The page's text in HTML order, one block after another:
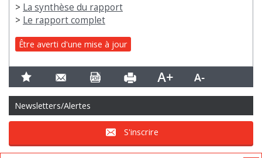
> La synthèse du rapport
> Le rapport complet
Être averti d'une mise à jour
Newsletters/Alertes
S'inscrire